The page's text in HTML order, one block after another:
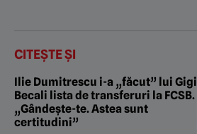
CITEȘTE ȘI
Ilie Dumitrescu i-a „făcut” lui Gigi
Becali lista de transferuri la FCSB.
„Gândește-te. Astea sunt
certitudini”